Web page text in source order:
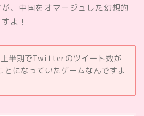
、中国をオマージュした幻想的
よ！
半期でTwitterのツイート数が
とになっていたゲームなんですよ